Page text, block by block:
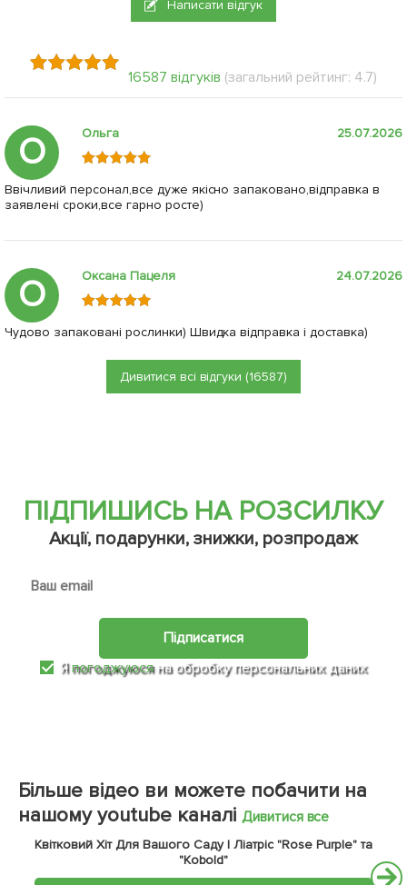
Написати відгук
16587 відгуків (загальний рейтинг: 4.7)
О Ольга 25.07.2026
Ввічливий персонал,все дуже якісно запаковано,відправка в
заявлені сроки,все гарно росте)
О Оксана Пацеля 24.07.2026
Чудово запаковані рослинки) Швидка відправка і доставка)
Дивитися всі відгуки (16587)
ПІДПИШИСЬ НА РОЗСИЛКУ
Акції, подарунки, знижки, розпродаж
Підписатися
Япогоджуюся на обробку персональних даних
Більше відео ви можете побачити на
нашому youtube каналі Дивитися все
Квітковий Хіт Для Вашого Саду | Ліатріс "Rose Purple" та
"Kobold"